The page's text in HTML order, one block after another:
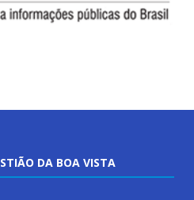
DA BOA VISTA